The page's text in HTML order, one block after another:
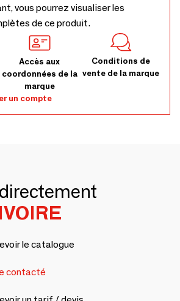
vous pourrez visualiser les
de ce produit.
Accès aux
coordonnées de la
marque
Conditions de
vente de la marque
un compte
le catalogue
contacté